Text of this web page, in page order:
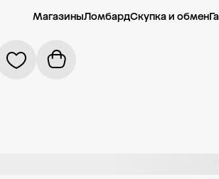
МагазиныЛомбардСкупка и обмен